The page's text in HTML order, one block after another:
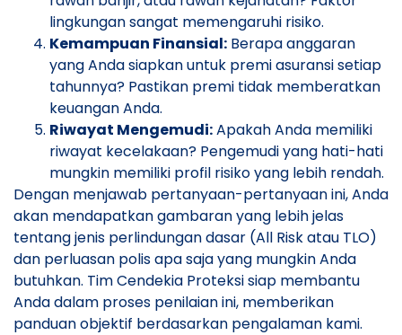
lingkungan sangat memengaruhi risiko.
Kemampuan Finansial: Berapa anggaran
yang Anda siapkan untuk premi asuransi setiap
tahunnya? Pastikan premi tidak memberatkan
keuangan Anda.
Riwayat Mengemudi:Apakah Anda memiliki
riwayat kecelakaan? Pengemudi yang hati-hati
mungkin memiliki profil risiko yang lebih rendah.
Dengan menjawab pertanyaan-pertanyaan ini, Anda
akan mendapatkan gambaran yang lebih jelas
tentang jenis perlindungan dasar (All Risk atau TLO)
dan perluasan polis apa saja yang mungkin Anda
butuhkan. Tim Cendekia Proteksi siap membantu
Anda dalam proses penilaian ini, memberikan
panduan objektif berdasarkan pengalaman kami.